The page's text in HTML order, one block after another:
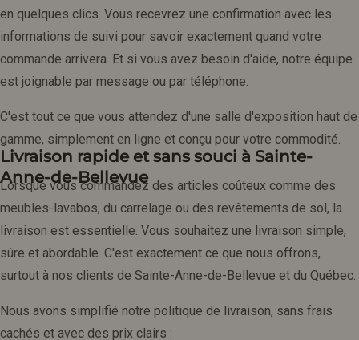
en quelques clics. Vous recevrez une confirmation avec les
informations de suivi pour savoir exactement quand votre
commande arrivera. Et si vous avez besoin d'aide, notre équipe
est joignable par message ou par téléphone.
C'est tout ce que vous attendez d'une salle d'exposition haut de
gamme, simplement en ligne et conçu pour votre commodité.
Livraison rapide et sans souci à Sainte-
Anne-de-Bellevue
Lorsque vous commandez des articles coûteux comme des
meubles-lavabos, du carrelage ou des revêtements de sol, la
livraison est essentielle. Vous souhaitez une livraison simple,
sûre et abordable. C'est exactement ce que nous offrons,
surtout à nos clients de Sainte-Anne-de-Bellevue et du Québec.
Nous avons simplifié notre politique de livraison, sans frais
cachés et avec des prix clairs :